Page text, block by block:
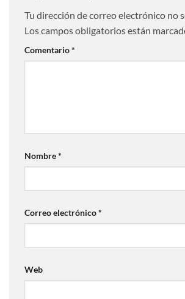
Tu dirección de correo electrónico no
Los campos obligatorios están
Comentario*
Nombre*
Correo electrónico*
Web